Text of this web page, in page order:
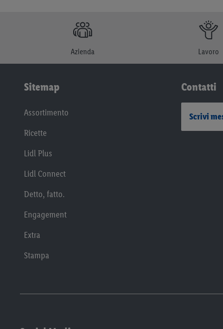
Azienda Lavoro
Sitemap
Assortimento
Ricette
Lidl Plus
Lidl Connect
Detto, fatto.
Engagement
Extra
Stampa
Contatti
Scrivi